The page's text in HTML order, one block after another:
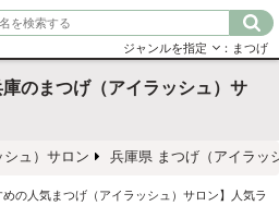
ジャンルを指定 ：まつげ
のまつげ（アイラッシュ）サ
シュ）サロン 兵庫県 まつげ（アイラッ
の人気まつげ（アイラッシュ）サロン】人気ラ